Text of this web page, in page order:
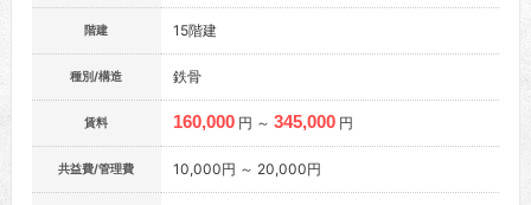
階建 15階建
種別/構造 鉄骨
賃料 160,000 円 ～ 345,000 円
共益費/管理費 10,000円 ～ 20,000円